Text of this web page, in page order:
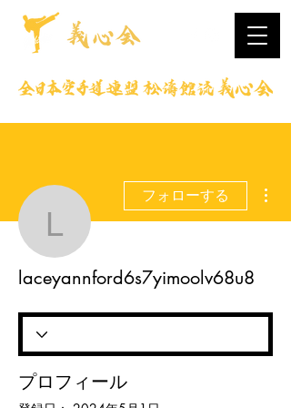
フォローする
laceyannford6s7yimoolv68u8
プロフィール